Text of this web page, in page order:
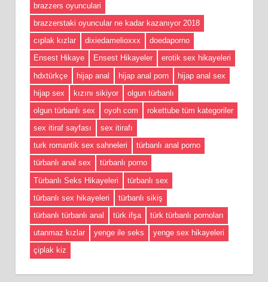
brazzers oyunculari
brazzerstaki oyuncular ne kadar kazanıyor 2018
cıplak kızlar
dixiedamelioxxx
doedaporno
Ensest Hikaye
Ensest Hikayeler
erotik sex hikayeleri
hdxtürkçe
hijap anal hijap anal porn
hijap anal sex
hijap sex
kızını sikiyor
olgun türbanlı
olgun türbanlı sex
oyoh com
rokettube tüm kategoriler
sex itiraf sayfası
sex itirafı
turk romantik sex sahneleri
türbanlı anal porno
türbanlı anal sex
türbanlı porno
Türbanlı Seks Hikayeleri
türbanlı sex
türbanlı sex hikayeleri
türbanlı sikiş
türbanlı türbanlı anal
türk ifşa
türk türbanlı pornoları
utanmaz kızlar
yenge ile seks
yenge sex hikayeleri
çiplak kiz